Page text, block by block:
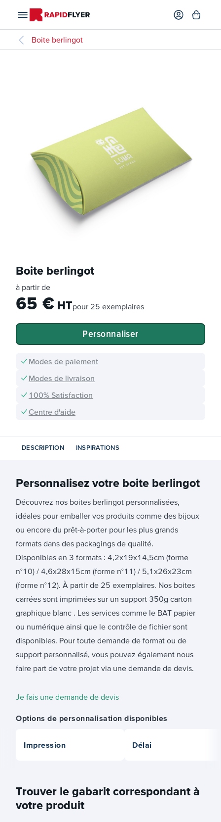
Boite berlingot
DESCRIPTION INSPIRATIONS
Boite berlingot
à partir de
65 €HTpour 25 exemplaires
Personnaliser
Modes de paiement
Modes de livraison
100% Satisfaction
Centre d'aide
Personnalisez votre boite berlingot
Découvrez nos boites berlingot personnalisées,
idéales pour emballer vos produits comme des bijoux
ou encore du prêt-à-porter pour les plus grands
formats dans des packagings de qualité.
Disponibles en 3 formats : 4,2x19x14,5cm (forme
n°10) / 4,6x28x15cm (forme n°11) / 5,1x26x23cm
(forme n°12). À partir de 25 exemplaires. Nos boites
carrées sont imprimées sur un support 350g carton
graphique blanc . Les services comme le BAT papier
ou numérique ainsi que le contrôle de fichier sont
disponibles. Pour toute demande de format ou de
support personnalisé, vous pouvez également nous
faire part de votre projet via une demande de devis.
Je fais une demande de devis
Options de personnalisation disponibles
Impression Délai
Trouver le gabarit correspondant à
votre produit